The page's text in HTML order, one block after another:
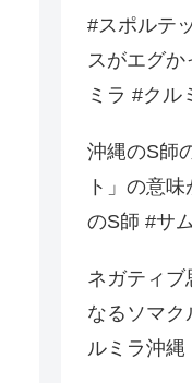
#スポルテ
スがエグ
ミラ #クル
沖縄のS師
ト」の意
のS師 #サ
ネガティブ
なるソマ
ルミラ沖縄